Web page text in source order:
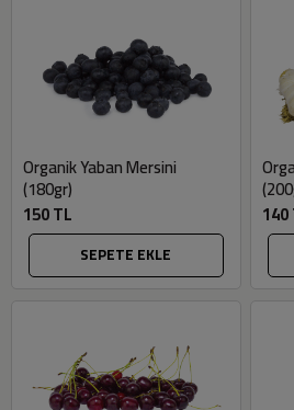
Organik Yaban Mersini
(180gr)
150 TL
SEPETE EKLE